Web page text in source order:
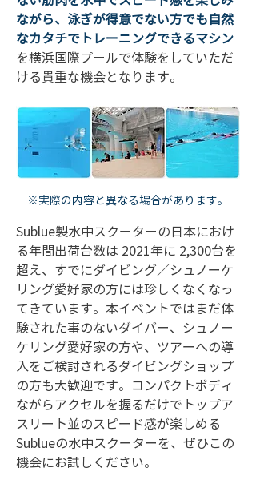
ながら、泳ぎが得意でない方でも自然
なカタチでトレーニングできるマシン
を横浜国際プールで体験をしていただ
ける貴重な機会となります。
※実際の内容と異なる場合があります。
Sublue製水中スクーターの日本におけ
る年間出荷台数は 2021年に 2,300台を
超え、すでにダイビング／シュノーケ
リング愛好家の方には珍しくなくなっ
てきています。本イベントではまだ体
験された事のないダイバー、シュノー
ケリング愛好家の方や、ツアーへの導
入をご検討されるダイビングショップ
の方も大歓迎です。コンパクトボディ
ながらアクセルを握るだけでトップア
スリート並のスピード感が楽しめる
Sublueの水中スクーターを、ぜひこの
機会にお試しください。